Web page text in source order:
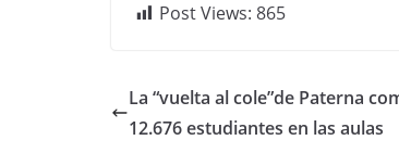
Post Views: 865
La “vuelta al cole”de Paterna
12.676 estudiantes en las aulas